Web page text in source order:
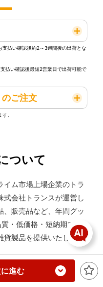
進む
払い確認後約2～3週間後の出荷とな
払い確認後最短2営業日で出荷可能で
ご注文
。
ついて
イム市場上場企業のトラ
式会社トランスが運営し
販売品など、年間グッ
・低価格・短納期で、
貨製品を提供いたしま